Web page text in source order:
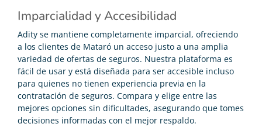
Imparcialidad y Accesibilidad
Adity se mantiene completamente imparcial, ofreciendo
a los clientes de Mataró un acceso justo a una amplia
variedad de ofertas de seguros. Nuestra plataforma es
fácil de usar y está diseñada para ser accesible incluso
para quienes no tienen experiencia previa en la
contratación de seguros. Compara y elige entre las
mejores opciones sin dificultades, asegurando que tomes
decisiones informadas con el mejor respaldo.